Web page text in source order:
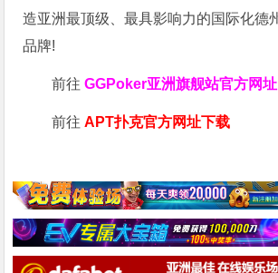
造亚洲最顶级、最具影响力的国际化德
品牌!
前往GGPoker亚洲旗舰站官方网址
前往 APT扑克官方网址下载